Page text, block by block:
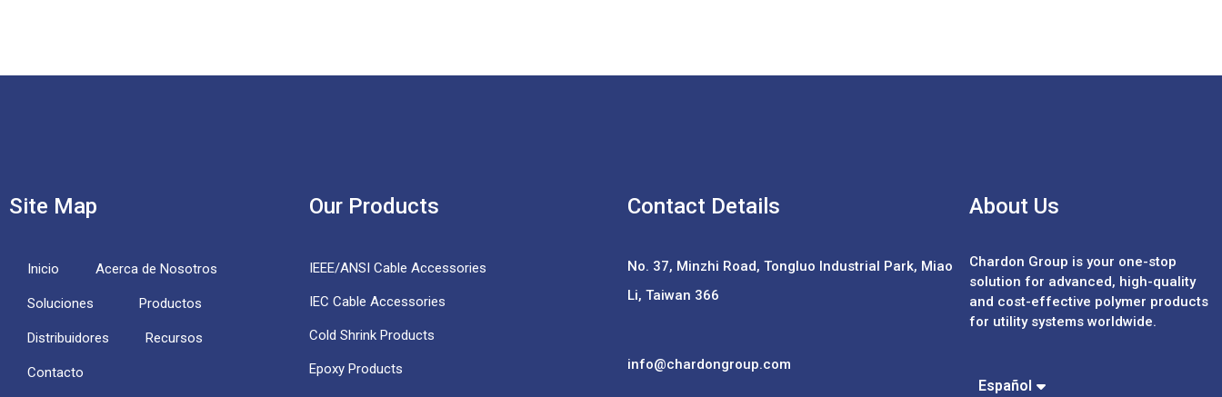
Site Map
Inicio Acerca de Nosotros
Soluciones Productos
Distribuidores Recursos
Contacto
Our Products
IEEE/ANSI Cable Accessories
IEC Cable Accessories
Cold Shrink Products
Epoxy Products
Contact Details
No. 37, Minzhi Road, Tongluo Industrial Park, Miao
Li, Taiwan 366
info@chardongroup.com
About Us
Chardon Group is your one-stop
solution for advanced, high-quality
and cost-effective polymer products
for utility systems worldwide.
Español
Português
English